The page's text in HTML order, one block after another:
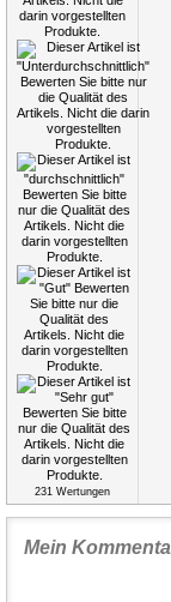
231 Wertungen